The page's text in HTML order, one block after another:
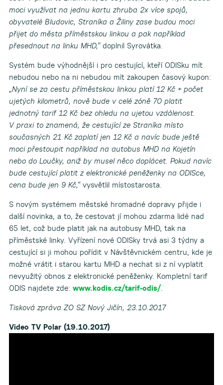
moci využívat na jednu kartu zhruba 2x více spojů,
obyvatelé Bludovic, Straníka a Žiliny zase budou moci
přijet do města příměstskou linkou a pak například
přesednout na linku MHD,”doplnil Syrovátka.
Systém bude výhodnější i pro cestující, kteří ODISku mít
nebudou nebo na ni nebudou mít zakoupen časový kupon:
„Nyní se za cestu příměstskou linkou platí 12 Kč + počet
ujetých kilometrů, nově bude v celé zóně 70 platit
jednotný tarif 12 Kč bez ohledu na ujetou vzdálenost.
V praxi to znamená, že cestující ze Straníka místo
současných 21 Kč zaplatí jen 12 Kč a navíc bude ještě
moci přestoupit například na autobus MHD na Kojetín
nebo do Loučky, aniž by musel něco doplácet. Pokud navíc
bude cestující platit z elektronické peněženky na ODISce,
cena bude jen 9 Kč,“ vysvětlil místostarosta.
S novým systémem městské hromadné dopravy přijde i
další novinka, a to, že cestovat jí mohou zdarma lidé nad
65 let, což bude platit jak na autobusy MHD, tak na
příměstské linky. Vyřízení nové ODISky trvá asi 3 týdny a
cestující si ji mohou pořídit v Návštěvnickém centru, kde je
možné vrátit i starou kartu MHD a nechat si z ní vyplatit
nevyužitý obnos z elektronické peněženky. Kompletní tarif
ODIS najdete zde: www.kodis.cz/tarif-odis/.
Tisková zpráva ZO SZ Nový Jičín, 23.10.2017
Video TV Polar (19.10.2017)